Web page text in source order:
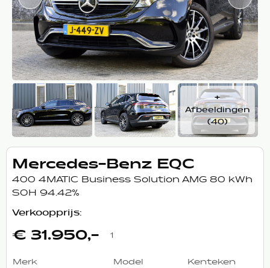
+
Afbeeldingen
(40)
Mercedes-Benz EQC
400 4MATIC Business Solution AMG 80 kWh
SOH 94.42%
Verkoopprijs:
€ 31.950,- 1
Merk
Model
Kenteken